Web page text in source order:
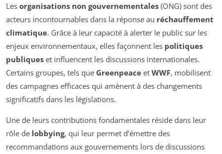
Les organisations non gouvernementales (ONG) sont des
acteurs incontournables dans la réponse au réchauffement
climatique. Grâce à leur capacité à alerter le public sur les
enjeux environnementaux, elles façonnent les politiques
publiques et influencent les discussions internationales.
Certains groupes, tels que Greenpeace et WWF, mobilisent
des campagnes efficaces qui amènent à des changements
significatifs dans les législations.
Une de leurs contributions fondamentales réside dans leur
rôle de lobbying, qui leur permet d’émettre des
recommandations aux gouvernements lors de discussions